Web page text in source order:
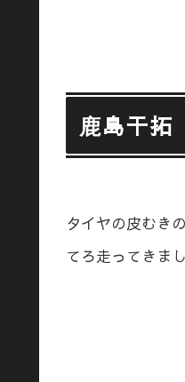
鹿島干拓
タイヤの皮むき
てろ走ってきまし